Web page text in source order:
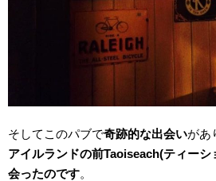
そしてこのパブで奇跡的な出会いがあ
アイルランドの前Taoiseach(ティーシ
会ったのです。